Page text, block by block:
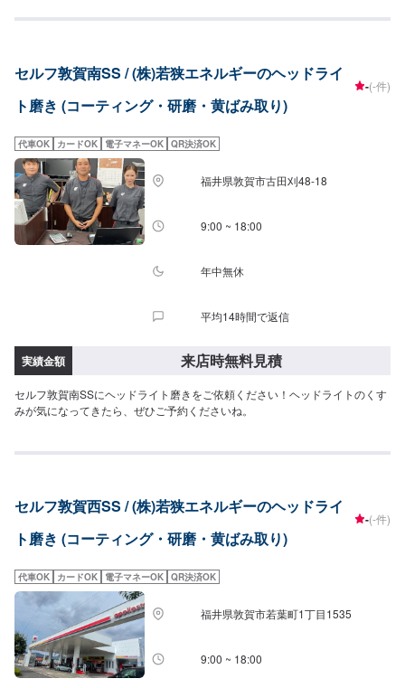
セルフ敦賀南SS / (株)若狭エネルギーのヘッドライ
ト磨き (コーティング・研磨・黄ばみ取り)
-(-件)
代車OK カードOK 電子マネーOK QR決済OK
福井県敦賀市古田刈48-18
9:00 ~ 18:00
年中無休
平均14時間で返信
実績金額 来店時無料見積
セルフ敦賀南SSにヘッドライト磨きをご依頼ください！ヘッドライトのくす
みが気になってきたら、ぜひご予約くださいね。
セルフ敦賀西SS / (株)若狭エネルギーのヘッドライ
ト磨き (コーティング・研磨・黄ばみ取り)
-(-件)
代車OK カードOK 電子マネーOK QR決済OK
福井県敦賀市若葉町1丁目1535
9:00 ~ 18:00